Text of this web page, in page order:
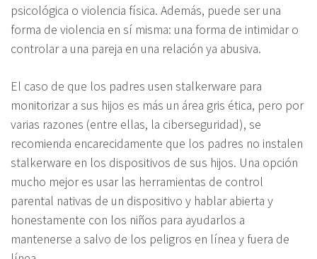
psicológica o violencia física. Además, puede ser una
forma de violencia en sí misma: una forma de intimidar o
controlar a una pareja en una relación ya abusiva.
El caso de que los padres usen stalkerware para
monitorizar a sus hijos es más un área gris ética, pero por
varias razones (entre ellas, la ciberseguridad), se
recomienda encarecidamente que los padres no instalen
stalkerware en los dispositivos de sus hijos. Una opción
mucho mejor es usar las herramientas de control
parental nativas de un dispositivo y hablar abierta y
honestamente con los niños para ayudarlos a
mantenerse a salvo de los peligros en línea y fuera de